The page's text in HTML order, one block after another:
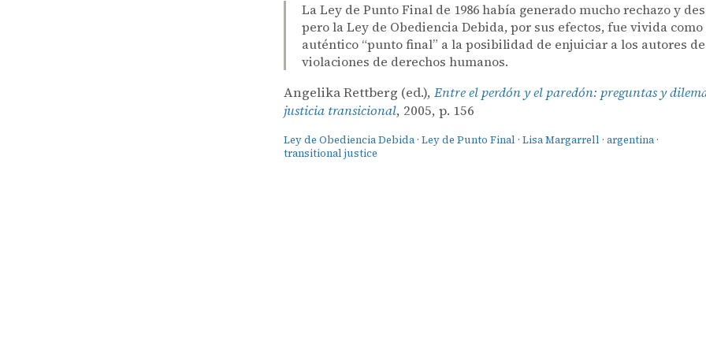
La Ley de Punto Final de 1986 había generado mucho rechazo y
pero la Ley de Obediencia Debida, por sus efectos, fue vivida como
auténtico “punto final” a la posibilidad de enjuiciar a los autores de
violaciones de derechos humanos.
Angelika Rettberg (ed.), Entre el perdón y el paredón: preguntas y
justicia transicional, 2005, p. 156
Ley de Obediencia Debida· Ley de Punto Final · Lisa Margarrell · argentina·
transitional justice